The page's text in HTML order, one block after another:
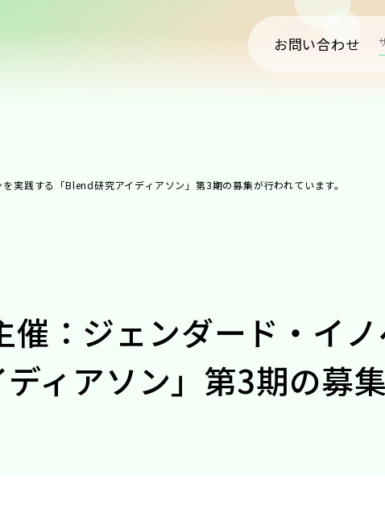
お問い合わせ
実践する「Blend研究アイディアソン」第3期の募集が行われています。
：ジェンダード・イ
ィアソン」第3期の募